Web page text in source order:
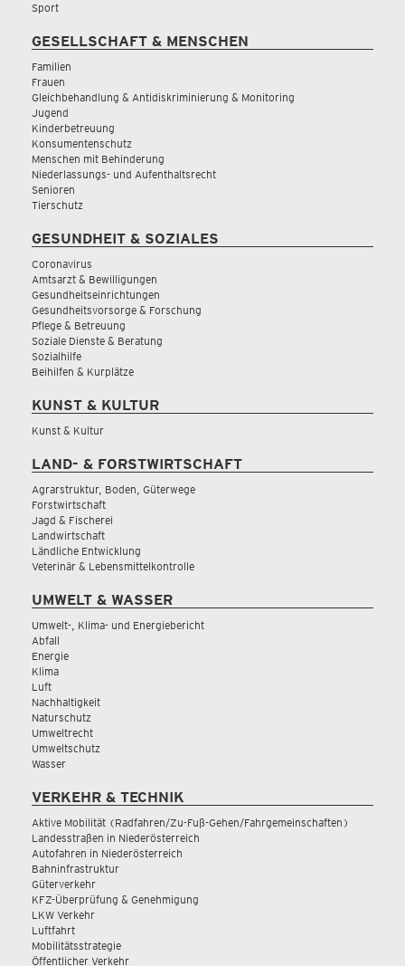
Sport
GESELLSCHAFT & MENSCHEN
Familien
Frauen
Gleichbehandlung & Antidiskriminierung & Monitoring
Jugend
Kinderbetreuung
Konsumentenschutz
Menschen mit Behinderung
Niederlassungs- und Aufenthaltsrecht
Senioren
Tierschutz
GESUNDHEIT & SOZIALES
Coronavirus
Amtsarzt & Bewilligungen
Gesundheitseinrichtungen
Gesundheitsvorsorge & Forschung
Pflege & Betreuung
Soziale Dienste & Beratung
Sozialhilfe
Beihilfen & Kurplätze
KUNST & KULTUR
Kunst & Kultur
LAND- & FORSTWIRTSCHAFT
Agrarstruktur, Boden, Güterwege
Forstwirtschaft
Jagd & Fischerei
Landwirtschaft
Ländliche Entwicklung
Veterinär & Lebensmittelkontrolle
UMWELT & WASSER
Umwelt-, Klima- und Energiebericht
Abfall
Energie
Klima
Luft
Nachhaltigkeit
Naturschutz
Umweltrecht
Umweltschutz
Wasser
VERKEHR & TECHNIK
Aktive Mobilität (Radfahren/Zu-Fuß-Gehen/Fahrgemeinschaften)
Landesstraßen in Niederösterreich
Autofahren in Niederösterreich
Bahninfrastruktur
Güterverkehr
KFZ-Überprüfung & Genehmigung
LKW Verkehr
Luftfahrt
Mobilitätsstrategie
Öffentlicher Verkehr